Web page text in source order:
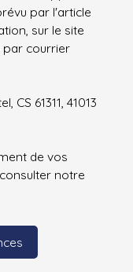
par l'article
sur le site
par courrier
CS 61311, 41013
de vos
notre